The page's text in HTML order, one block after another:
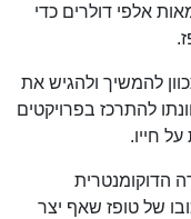
אלפי דולרים כדי
מתכוון להמשיך ולהגיש את
להתרכז בפרויקטים
חייו.
שודרה בערוץ 10 הסדרה הדוקומנטרית
של טופז שאף יצר